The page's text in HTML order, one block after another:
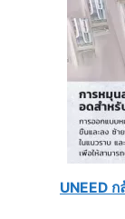
UNEED